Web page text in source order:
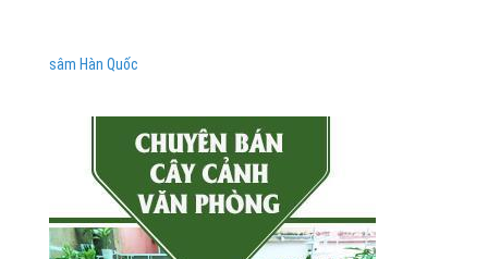
sâm Hàn Quốc